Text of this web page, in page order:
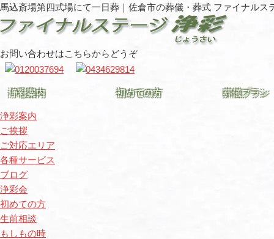
馬込斎場第四式場にて一日葬｜佐倉市の葬儀・葬式 ファイナルス
お問い合わせはこちらからどうぞ
浄彩案内 初めての方 葬儀プラン
浄彩案内
ご挨拶
ご対応エリア
各種サービス
ブログ
浄彩会
初めての方
生前相談
もしもの時